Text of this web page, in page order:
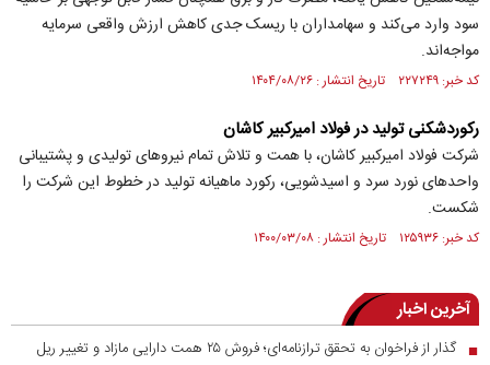
سود وارد می‌کند و سهامداران با ریسک جدی کاهش ارزش واقعی سرمایه
مواجه‌اند.
کد خبر: ۲۲۷۲۴۹ تاریخ انتشار : ۱۴۰۴/۰۸/۲۶
ركوردشكنی تولید در فولاد امیركبیر كاشان
شرکت فولاد امیرکبیر کاشان، با همت و تلاش تمام نیروهای تولیدی و پشتیبانی
واحدهای نورد سرد و اسیدشویی، رکورد ماهیانه تولید در خطوط این شرکت را
شکست.
کد خبر: ۱۲۵۹۳۶ تاریخ انتشار : ۱۴۰۰/۰۳/۰۸
آخرین اخبار
■
گذار از فراخوان به تحقق ترازنامه‌ای؛ فروش ۲۵ همت دارایی مازاد و تغییر ریل